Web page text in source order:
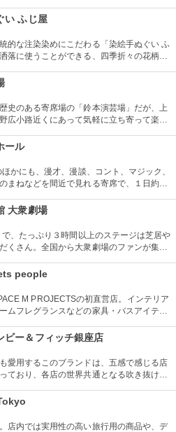
ショナルな店舗づくりとなっている。本館
百貨店業界では衣料品の売上高日本一を誇
い ふじ屋
的な注染染めにこだわる「染絵手ぬぐい ふ
落に使うことができる、四季折々の花柄や
ています。
史のある寄席場の「鈴本演芸場」だが、上
広小路近くにあって気軽に立ち寄って楽し
がでしょう。
ール
かにも、漫才、漫談、コント、マジック、
まねなどを間近で見れる寄席で、１日約４
大衆劇場
、たっぷり３時間以上のステージは芝居や
くさん。全国から大衆劇場のファンが集ま
people
M PROJECTSの初直営店。インテリア
ムフレグランスなどの家具・バスアイテム
ーやアーティストに頼むことによって洗練
いる。
ビー＆フィッチ銀座店
愛用するこのブランドは、五感で感じる店
ており、各店の世界共通となる吹き抜けの
エネルギッシュな店舗空間を演出してい
店内では実用性の高い旅行用の商品や、デ